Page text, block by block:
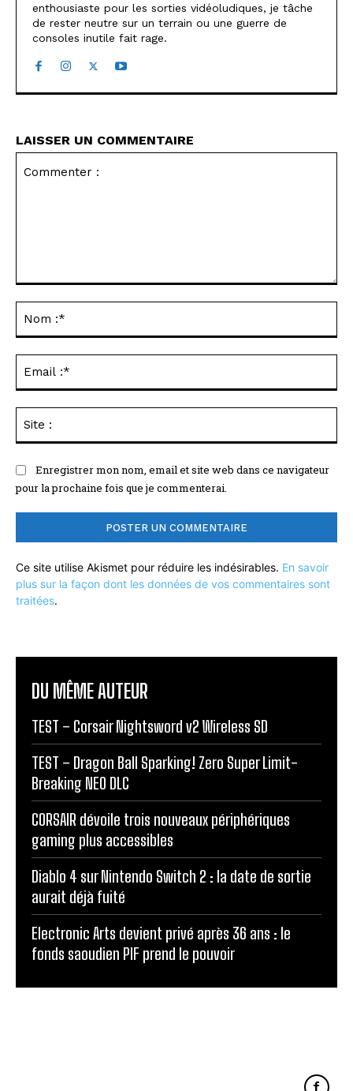
enthousiaste pour les sorties vidéoludiques, je tâche
de rester neutre sur un terrain ou une guerre de
consoles inutile fait rage.
LAISSER UN COMMENTAIRE
Enregistrer mon nom, email et site web dans ce navigateur
pour la prochaine fois que je commenterai.
Ce site utilise Akismet pour réduire les indésirables. En savoir
plus sur la façon dont les données de vos commentaires sont
traitées.
DU MÊME AUTEUR
TEST – Corsair Nightsword v2 Wireless SD
TEST – Dragon Ball Sparking! Zero Super Limit-
Breaking NEO DLC
CORSAIR dévoile trois nouveaux périphériques
gaming plus accessibles
Diablo 4 sur Nintendo Switch 2 : la date de sortie
aurait déjà fuité
Electronic Arts devient privé après 36 ans : le
fonds saoudien PIF prend le pouvoir